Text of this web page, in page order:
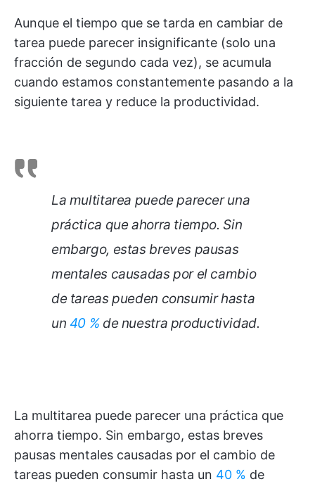
Aunque el tiempo que se tarda en cambiar de
tarea puede parecer insignificante (solo una
fracción de segundo cada vez), se acumula
cuando estamos constantemente pasando a la
siguiente tarea y reduce la productividad.
La multitarea puede parecer una
práctica que ahorra tiempo. Sin
embargo, estas breves pausas
mentales causadas por el cambio
de tareas pueden consumir hasta
un 40 %de nuestra productividad.
La multitarea puede parecer una práctica que
ahorra tiempo. Sin embargo, estas breves
pausas mentales causadas por el cambio de
tareas pueden consumir hasta un 40 % de